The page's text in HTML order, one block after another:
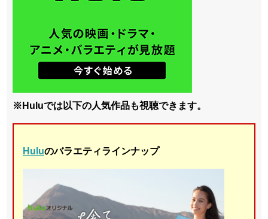
※Huluでは以下の人気作品も視聴できます。
Huluのバラエティラインナップ